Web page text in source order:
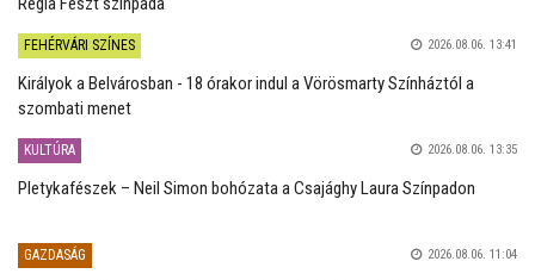
FEHÉRVÁRI SZÍNES 2026.08.06. 13:41
Királyok a Belvárosban - 18 órakor indul a Vörösmarty Színháztól a
szombati menet
KULTÚRA 2026.08.06. 13:35
Pletykafészek – Neil Simon bohózata a Csajághy Laura Színpadon
GAZDASÁG 2026.08.06. 11:04